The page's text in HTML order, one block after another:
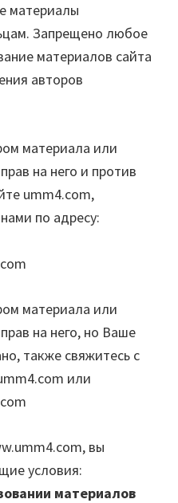
материалы
Запрещено любое
материалов сайта
авторов
материала или
на него и против
umm4.com,
по адресу:
материала или
на него, но Ваше
также свяжитесь с
или
вы
условия:
материалов